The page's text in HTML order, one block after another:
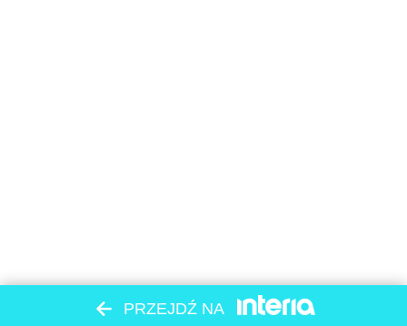
PRZEJDŹ NA